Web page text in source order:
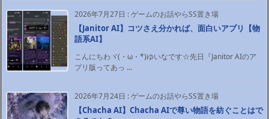
2026年7月27日 :ゲームのお話やらSS置き場
【Janitor AI】コツさえ分かれば、面白いアプリ【物
語系AI】
こんにちわヾ(・ω・*)ゆいなです☆先日『Janitor AIのア
プリ版ってあっ ...
2026年7月24日 :ゲームのお話やらSS置き場
【Chacha AI】Chacha AIで尊い物語を紡ぐことはで